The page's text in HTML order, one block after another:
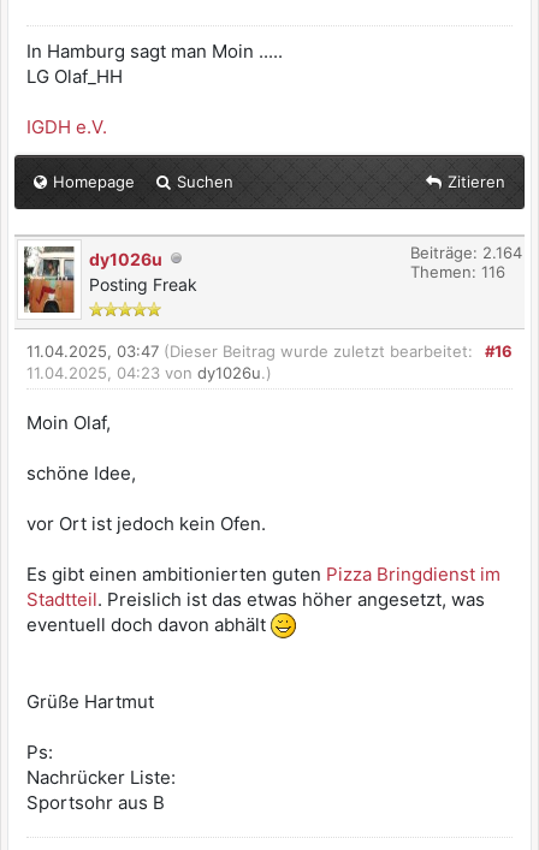
In Hamburg sagt man Moin .....
LG Olaf_HH
IGDH e.V.
Homepage Suchen Zitieren
dy1026u
Posting Freak
Beiträge: 2.164
Themen: 116
#16
11.04.2025, 03:47 (Dieser Beitrag wurde zuletzt bearbeitet:
11.04.2025, 04:23 von dy1026u.)
Moin Olaf,
schöne Idee,
vor Ort ist jedoch kein Ofen.
Es gibt einen ambitionierten guten Pizza Bringdienst im
Stadtteil. Preislich ist das etwas höher angesetzt, was
eventuell doch davon abhält
Grüße Hartmut
Ps:
Nachrücker Liste:
Sportsohr aus B